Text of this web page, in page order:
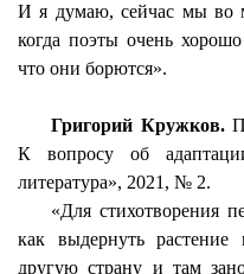
И я думаю, сейчас мы во
когда поэты очень
что они борются».
Григорий Кружков.
К вопросу об
литература», 2021, № 2.
«Для стихотворения
как выдернуть
другую страну и там